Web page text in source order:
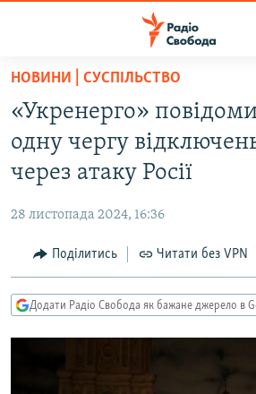
Перейти
основного
матеріалу
Перейти
основної
Перейти
до
пошуку
ВСЕ ЗА ДОБУ
СТАТТІ
ЕКОНОМІКА
СУСПІЛЬСТВО
РОСІЙСЬКА «ФІЛЬТРАЦІЯ»
ДОНБАС.РЕАЛІЇ
ТИ ЯК?
НОВИНИ | СУСПІЛЬСТВО
«Укренерго»
одну чергу
через атаку Росії
28 листопада 2024, 16:36
Поділитись Читати без VPN
Додати Радіо Свобода як бажане джерело в